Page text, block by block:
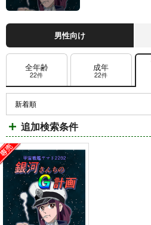
男性向け
全年齢
22件
成年
22件
追加検索条件